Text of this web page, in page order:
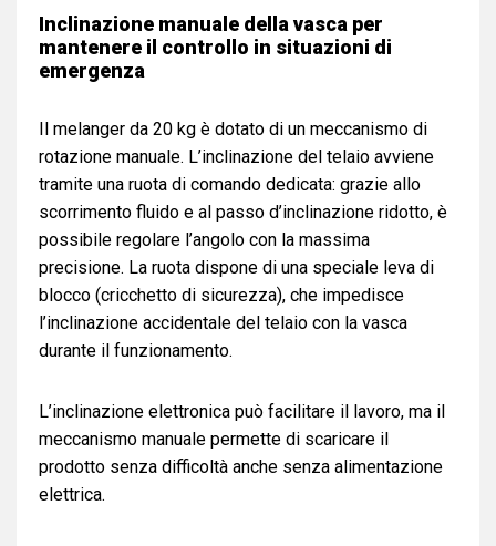
Inclinazione manuale della vasca per
mantenere il controllo in situazioni di
emergenza
Il melanger da 20 kg è dotato di un meccanismo di
rotazione manuale. L’inclinazione del telaio avviene
tramite una ruota di comando dedicata: grazie allo
scorrimento fluido e al passo d’inclinazione ridotto, è
possibile regolare l’angolo con la massima
precisione. La ruota dispone di una speciale leva di
blocco (cricchetto di sicurezza), che impedisce
l’inclinazione accidentale del telaio con la vasca
durante il funzionamento.
L’inclinazione elettronica può facilitare il lavoro, ma il
meccanismo manuale permette di scaricare il
prodotto senza difficoltà anche senza alimentazione
elettrica.